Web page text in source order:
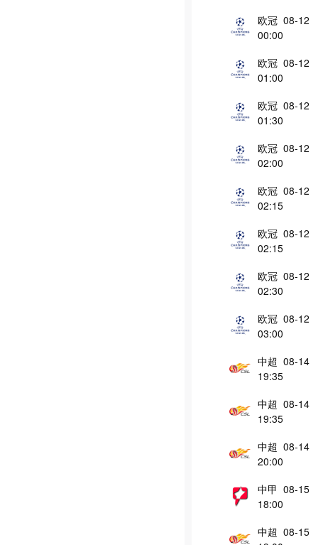
欧冠 08-12
00:00
欧冠 08-12
01:00
欧冠 08-12
01:30
欧冠 08-12
02:00
欧冠 08-12
02:15
欧冠 08-12
02:15
欧冠 08-12
02:30
欧冠 08-12
03:00
中超 08-14
19:35
中超 08-14
19:35
中超 08-14
20:00
中甲 08-15
18:00
中超 08-15